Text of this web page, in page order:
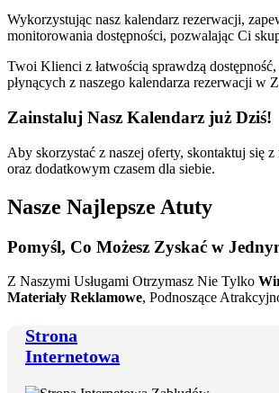
Wykorzystując nasz kalendarz rezerwacji,
monitorowania dostępności, pozwalając Ci
Twoi Klienci z łatwością sprawdzą
płynących z naszego kalendarza rezerwacji w
Zainstaluj Nasz Kalendarz już Dziś!
Aby skorzystać z naszej oferty, skontaktuj się
oraz dodatkowym czasem dla siebie.
Nasze Najlepsze Atuty
Pomyśl, Co Możesz Zyskać w
Z Naszymi Usługami Otrzymasz Nie Tylko
Materiały Reklamowe, Podnoszące
Strona
Internetowa